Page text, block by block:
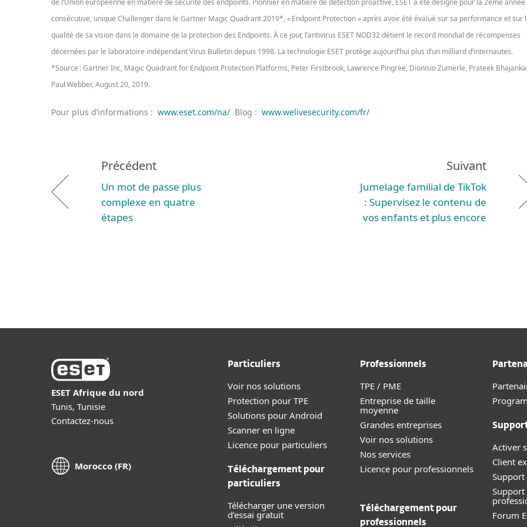
de l’Union européenne en matière de sécurité des endpoints. Pionnier en matière de détection proactive, ESET a été désigné pour la 2ème année
consécutive, unique Challenger dans le Gartner Magic Quadrant 2019*, « Endpoint Protection » après avoir été évalué sur sa performance et sur
qualité de sa vision dans le domaine de la protection des Endpoints. À ce jour, l’antivirus ESET NOD32 détient le record mondial de récompenses
décernées par le laboratoire indépendant Virus Bulletin depuis 1998. La technologie ESET protège aujourd’hui plus d’un milliard d’internautes.
*Source : Gartner Inc, Magic Quadrant for Endpoint Protection Platforms, Peter Firstbrook, Lawrence Pingree, Dionisio Zumerle, Prateek
Paul Webber, August 20, 2019.
Pour plus d’informations : www.eset.com/na/ Blog : www.welivesecurity.com/fr/
Précédent
Un mot de passe plus
complexe en quatre
étapes
Suivant
Jumelage familial de TikTok
: Supervisez le contenu de
vos enfants et plus encore
ESET Afrique du nord
Tunis, Tunisie
Contactez-nous
Morocco (FR)
Particuliers
Voir nos solutions
Protection pour TPE
Solutions pour Android
Scanner en ligne
Licence pour particuliers
Téléchargement pour
particuliers
Télécharger une version
d’essai gratuit
Professionnels
TPE / PME
Entreprise de taille
moyenne
Grandes entreprises
Voir nos solutions
Nos services
Licence pour professionnels
Téléchargement pour
professionnels
Activer
Client
Forum